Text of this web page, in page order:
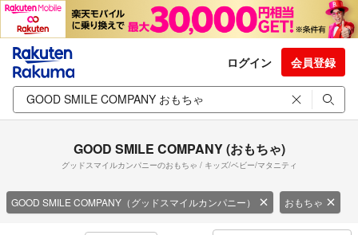
ログイン 会員登録
GOOD SMILE COMPANY (おもちゃ)
グッドスマイルカンパニーのおもちゃ / キッズ/ベビー/マタニティ
GOOD SMILE COMPANY（グッドスマイルカンパニー） おもちゃ